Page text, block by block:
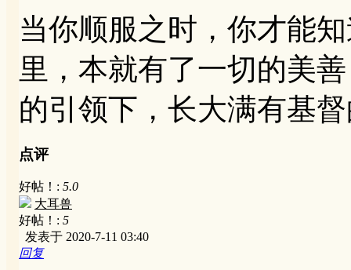
当你顺服之时，你才能
里，本就有了一切的美
的引领下，长大满有基
点评
好帖！: 5.0
大耳兽
好帖！: 5
发表于 2020-7-11 03:40
回复